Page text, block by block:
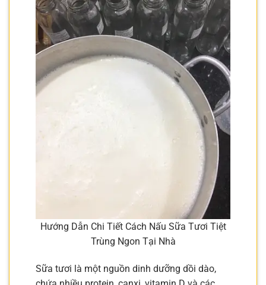
Hướng Dẫn Chi Tiết Cách Nấu Sữa Tươi Tiệt
Trùng Ngon Tại Nhà
Sữa tươi là một nguồn dinh dưỡng dồi dào,